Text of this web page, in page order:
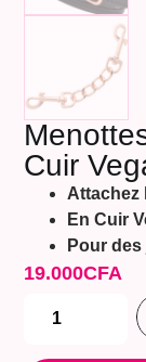
Cuir
Attachez
En Cuir
Pour
19.000CFA